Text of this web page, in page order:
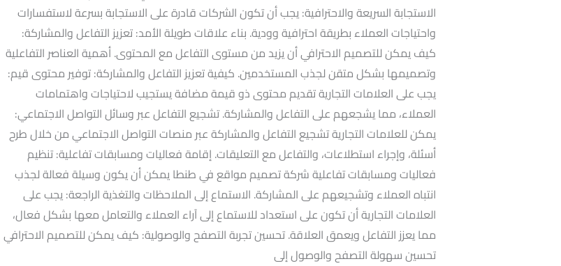
الاستجابة السريعة والاحترافية: يجب أن تكون الشركات قادرة على الاستجابة بسرعة لاستفسارات
واحتياجات العملاء بطريقة احترافية وودية. بناء علاقات طويلة الأمد: تعزيز التفاعل والمشاركة:
كيف يمكن للتصميم الاحترافي أن يزيد من مستوى التفاعل مع المحتوى. أهمية العناصر التفاعلية
وتصميمها بشكل متقن لجذب المستخدمين. كيفية تعزيز التفاعل والمشاركة: توفير محتوى قيم:
يجب على العلامات التجارية تقديم محتوى ذو قيمة مضافة يستجيب لاحتياجات واهتمامات
العملاء، مما يشجعهم على التفاعل والمشاركة. تشجيع التفاعل عبر وسائل التواصل الاجتماعي:
يمكن للعلامات التجارية تشجيع التفاعل والمشاركة عبر منصات التواصل الاجتماعي من خلال طرح
أسئلة، وإجراء استطلاعات، والتفاعل مع التعليقات. إقامة فعاليات ومسابقات تفاعلية: تنظيم
فعاليات ومسابقات تفاعلية شركة تصميم مواقع في طنطا يمكن أن يكون وسيلة فعالة لجذب
انتباه العملاء وتشجيعهم على المشاركة. الاستماع إلى الملاحظات والتغذية الراجعة: يجب على
العلامات التجارية أن تكون على استعداد للاستماع إلى آراء العملاء والتعامل معها بشكل فعال،
مما يعزز التفاعل ويعمق العلاقة. تحسين تجربة التصفح والوصولية: كيف يمكن للتصميم الاحترافي
تحسين سهولة التصفح والوصول إلى